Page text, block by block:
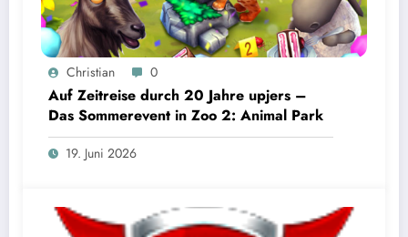
Christian 0
Auf Zeitreise durch 20 Jahre upjers –
Das Sommerevent in Zoo 2: Animal Park
19. Juni 2026